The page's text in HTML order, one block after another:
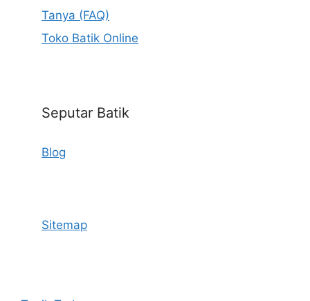
Tanya (FAQ)
Toko Batik Online
Seputar Batik
Blog
Sitemap